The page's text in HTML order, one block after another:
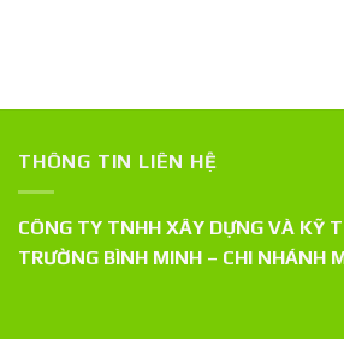
THÔNG TIN LIÊN HỆ
CÔNG TY TNHH XÂY DỰNG VÀ KỸ
TRƯỜNG BÌNH MINH – CHI NHÁNH